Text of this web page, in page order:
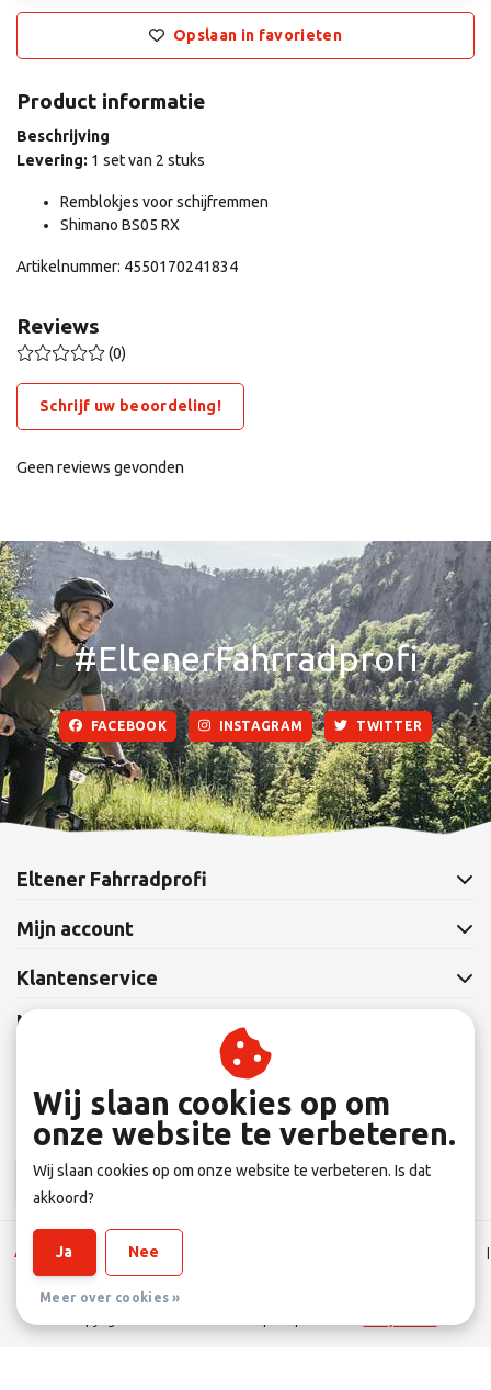
Opslaan in favorieten
Product informatie
Beschrijving
Levering: 1 set van 2 stuks
Remblokjes voor schijfremmen
Shimano BS05 RX
Artikelnummer: 4550170241834
Reviews
(0)
Schrijf uw beoordeling!
Geen reviews gevonden
#EltenerFahrradprofi
FACEBOOK INSTAGRAM TWITTER
Eltener Fahrradprofi
Mijn account
Klantenservice
Nieuwsbrief
Abonneer je op onze nieuwsbrief om op de hoogte te blijven.
Abonneer
Algemene Leverings voorwaarden
|
Sitemap
Wij slaan cookies op om
onze website te verbeteren.
Wij slaan cookies op om onze website te verbeteren. Is dat
akkoord?
Ja Nee
Meer over cookies »